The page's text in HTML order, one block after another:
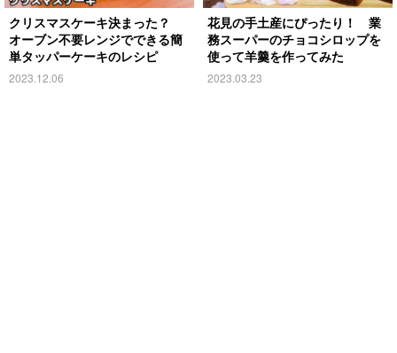
クリスマスケーキ決まった？
オーブン不要レンジでできる簡
単タッパーケーキのレシピ
2023.12.06
花見の手土産にぴったり！ 業
務スーパーのチョコシロップを
使って羊羹を作ってみた
2023.03.23